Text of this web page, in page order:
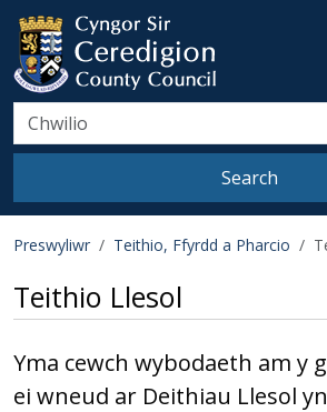
Skip to main content
Ceredigion County
Search
Search
Preswyliwr Teithio, Ffyrdd a Pharcio
Teithio Llesol
Yma cewch wybodaeth am y
ei wneud ar Deithiau Llesol